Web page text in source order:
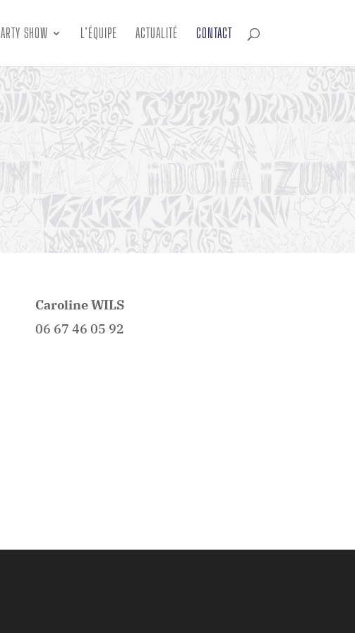
ARTY SHOW L’ÉQUIPE ACTUALITÉ CONTACT
Caroline WILS
06 67 46 05 92